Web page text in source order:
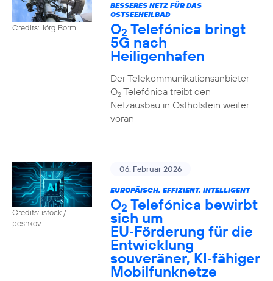
Credits: Jörg Borm
BESSERES NETZ FÜR DAS
OSTSEEHEILBAD
O2 Telefónica bringt
5G nach
Heiligenhafen
Der Telekommunikationsanbieter
O2Telefónica treibt den
Netzausbau in Ostholstein weiter
voran
Credits: istock /
peshkov
06. Februar 2026
EUROPÄISCH, EFFIZIENT, INTELLIGENT
O2 Telefónica bewirbt
sich um
EU‑Förderung für die
Entwicklung
souveräner, KI‑fähiger
Mobilfunknetze